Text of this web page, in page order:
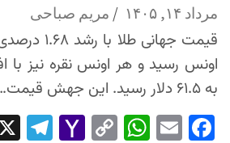
مرداد ۱۴, ۱۴۰۵ مریم صباحی
به ۶۱.۵ دلار رسید. این جهش قیمت…
Fac
Em
Wh
Co
Yah
Tel